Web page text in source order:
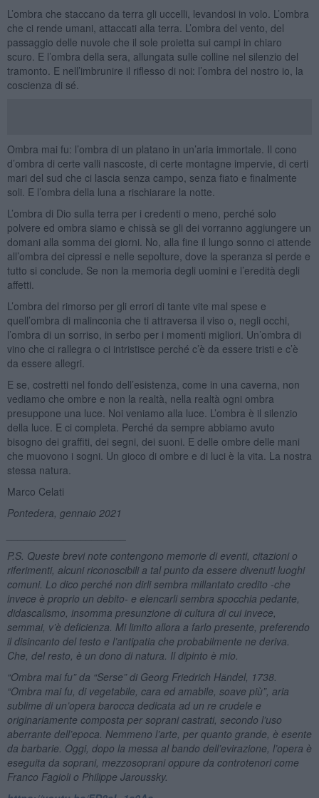
L’ombra che staccano da terra gli uccelli, levandosi in volo. L’ombra
che ci rende umani, attaccati alla terra. L’ombra del vento, del
passaggio delle nuvole che il sole proietta sui campi in chiaro
scuro. E l’ombra della sera, allungata sulle colline nel silenzio del
tramonto. E nell’imbrunire il riflesso di noi: l’ombra del nostro io, la
coscienza di sé.
Ombra mai fu: l’ombra di un platano in un’aria immortale. Il cono
d’ombra di certe valli nascoste, di certe montagne impervie, di certi
mari del sud che ci lascia senza campo, senza fiato e finalmente
soli. E l’ombra della luna a rischiarare la notte.
L’ombra di Dio sulla terra per i credenti o meno, perché solo
polvere ed ombra siamo e chissà se gli dei vorranno aggiungere un
domani alla somma dei giorni. No, alla fine il lungo sonno ci attende
all’ombra dei cipressi e nelle sepolture, dove la speranza si perde e
tutto si conclude. Se non la memoria degli uomini e l’eredità degli
affetti.
L’ombra del rimorso per gli errori di tante vite mal spese e
quell’ombra di malinconia che ti attraversa il viso o, negli occhi,
l’ombra di un sorriso, in serbo per i momenti migliori. Un’ombra di
vino che ci rallegra o ci intristisce perché c’è da essere tristi e c’è
da essere allegri.
E se, costretti nel fondo dell’esistenza, come in una caverna, non
vediamo che ombre e non la realtà, nella realtà ogni ombra
presuppone una luce. Noi veniamo alla luce. L’ombra è il silenzio
della luce. E ci completa. Perché da sempre abbiamo avuto
bisogno dei graffiti, dei segni, dei suoni. E delle ombre delle mani
che muovono i sogni. Un gioco di ombre e di luci è la vita. La nostra
stessa natura.
Marco Celati
Pontedera, gennaio 2021
P.S. Queste brevi note contengono memorie di eventi, citazioni o
riferimenti, alcuni riconoscibili a tal punto da essere divenuti luoghi
comuni. Lo dico perché non dirli sembra millantato credito -che
invece è proprio un debito- e elencarli sembra spocchia pedante,
didascalismo, insomma presunzione di cultura di cui invece,
semmai, v’è deficienza. Mi limito allora a farlo presente, preferendo
il disincanto del testo e l’antipatia che probabilmente ne deriva.
Che, del resto, è un dono di natura. Il dipinto è mio.
“Ombra mai fu” da “Serse” di Georg Friedrich Hӓndel, 1738.
“Ombra mai fu, di vegetabile, cara ed amabile, soave più”, aria
sublime di un’opera barocca dedicata ad un re crudele e
originariamente composta per soprani castrati, secondo l’uso
aberrante dell’epoca. Nemmeno l’arte, per quanto grande, è esente
da barbarie. Oggi, dopo la messa al bando dell’evirazione, l’opera è
eseguita da soprani, mezzosoprani oppure da controtenori come
Franco Fagioli o Philippe Jaroussky.